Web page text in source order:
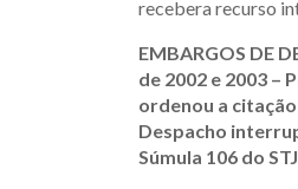
recebera recurso
EMBARGOS DE
de 2002 e 2003 –
ordenou a
Despacho
Súmula 106 do